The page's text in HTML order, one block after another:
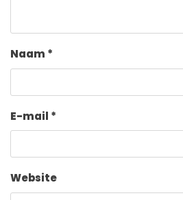
Naam *
E-mail *
Website